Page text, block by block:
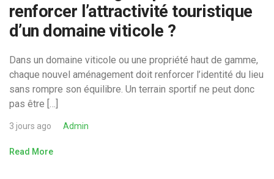
renforcer l’attractivité touristique
d’un domaine viticole ?
Dans un domaine viticole ou une propriété haut de gamme,
chaque nouvel aménagement doit renforcer l’identité du lieu
sans rompre son équilibre. Un terrain sportif ne peut donc
pas être […]
3 jours ago Admin
Read More